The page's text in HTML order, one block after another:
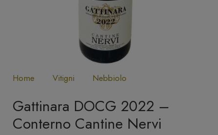
Home Vitigni Nebbiolo
Gattinara DOCG 2022 –
Conterno Cantine Nervi